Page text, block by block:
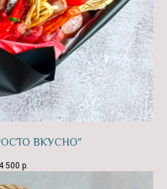
ВКУСНО"
4 500 р.